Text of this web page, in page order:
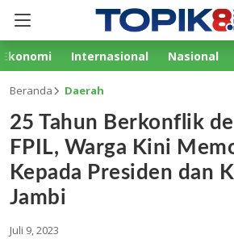
Ekonomi Internasional Nasional
Beranda Daerah
25 Tahun Berkonflik
FPIL, Warga Kini
Kepada Presiden dan
Jambi
Juli 9, 2023